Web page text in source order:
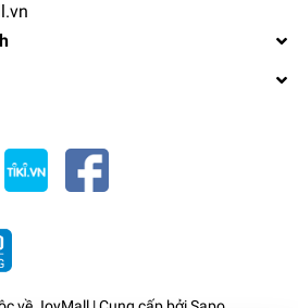
nhiệt LocknLock Flat LHC4227 400ml-
gỉ cao cấp- JoyMall